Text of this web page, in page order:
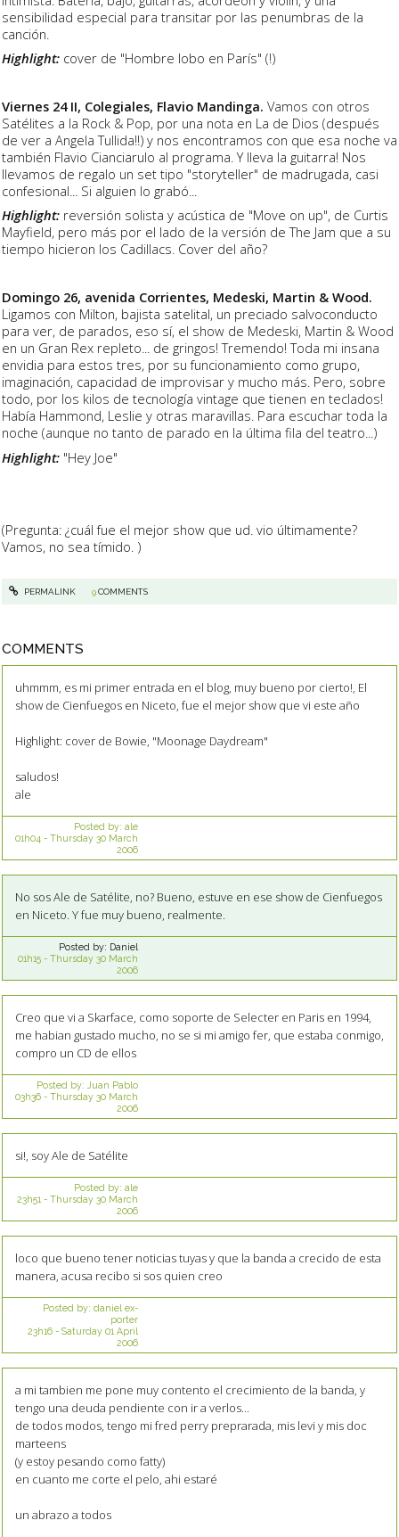
sensibilidad especial para transitar por las penumbras de la
canción.
Highlight: cover de "Hombre lobo en París" (!)
Viernes 24 II, Colegiales, Flavio Mandinga. Vamos con otros
Satélites a la Rock & Pop, por una nota en La de Dios (después
de ver a Angela Tullida!!) y nos encontramos con que esa noche va
también Flavio Cianciarulo al programa. Y lleva la guitarra! Nos
llevamos de regalo un set tipo "storyteller" de madrugada, casi
confesional... Si alguien lo grabó...
Highlight: reversión solista y acústica de "Move on up", de Curtis
Mayfield, pero más por el lado de la versión de The Jam que a su
tiempo hicieron los Cadillacs. Cover del año?
Domingo 26, avenida Corrientes, Medeski, Martin & Wood.
Ligamos con Milton, bajista satelital, un preciado salvoconducto
para ver, de parados, eso sí, el show de Medeski, Martin & Wood
en un Gran Rex repleto... de gringos! Tremendo! Toda mi insana
envidia para estos tres, por su funcionamiento como grupo,
imaginación, capacidad de improvisar y mucho más. Pero, sobre
todo, por los kilos de tecnología vintage que tienen en teclados!
Había Hammond, Leslie y otras maravillas. Para escuchar toda la
noche (aunque no tanto de parado en la última fila del teatro...)
Highlight: "Hey Joe"
(Pregunta: ¿cuál fue el mejor show que ud. vio últimamente?
Vamos, no sea tímido. )
PERMALINK 9COMMENTS
COMMENTS
uhmmm, es mi primer entrada en el blog, muy bueno por cierto!, El
show de Cienfuegos en Niceto, fue el mejor show que vi este año
Highlight: cover de Bowie, "Moonage Daydream"
saludos!
ale
Posted by: ale
01h04 - Thursday 30 March
2006
No sos Ale de Satélite, no? Bueno, estuve en ese show de Cienfuegos
en Niceto. Y fue muy bueno, realmente.
Posted by: Daniel
01h15- Thursday 30 March
2006
Creo que vi a Skarface, como soporte de Selecter en Paris en 1994,
me habian gustado mucho, no se si mi amigo fer, que estaba conmigo,
compro un CD de ellos
Posted by: Juan Pablo
03h36- Thursday 30 March
2006
si!, soy Ale de Satélite
Posted by: ale
23h51 - Thursday 30 March
2006
loco que bueno tener noticias tuyas y que la banda a crecido de esta
manera, acusa recibo si sos quien creo
Posted by: daniel ex-
porter
23h16- Saturday 01 April
2006
a mi tambien me pone muy contento el crecimiento de la banda, y
tengo una deuda pendiente con ir a verlos...
de todos modos, tengo mi fred perry preprarada, mis levi y mis doc
marteens
(y estoy pesando como fatty)
en cuanto me corte el pelo, ahi estaré
un abrazo a todos